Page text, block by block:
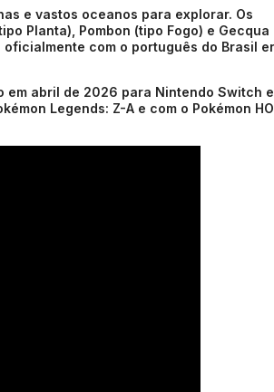
e vastos oceanos para explorar. Os
Planta), Pombon (tipo Fogo) e Gecqua
com o português do Brasil
em abril de 2026 para Nintendo Switch e,
Legends: Z-A e com o Pokémon